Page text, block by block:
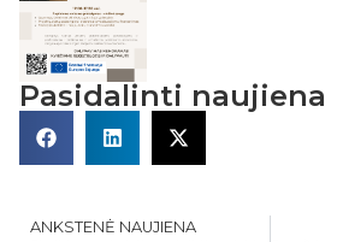
Pasidalinti naujiena
ANKSTENĖ NAUJIENA